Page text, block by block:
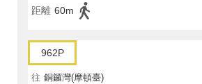
距離 60m
962P
往 銅鑼灣(摩頓臺)